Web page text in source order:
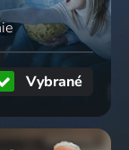
Vybrané